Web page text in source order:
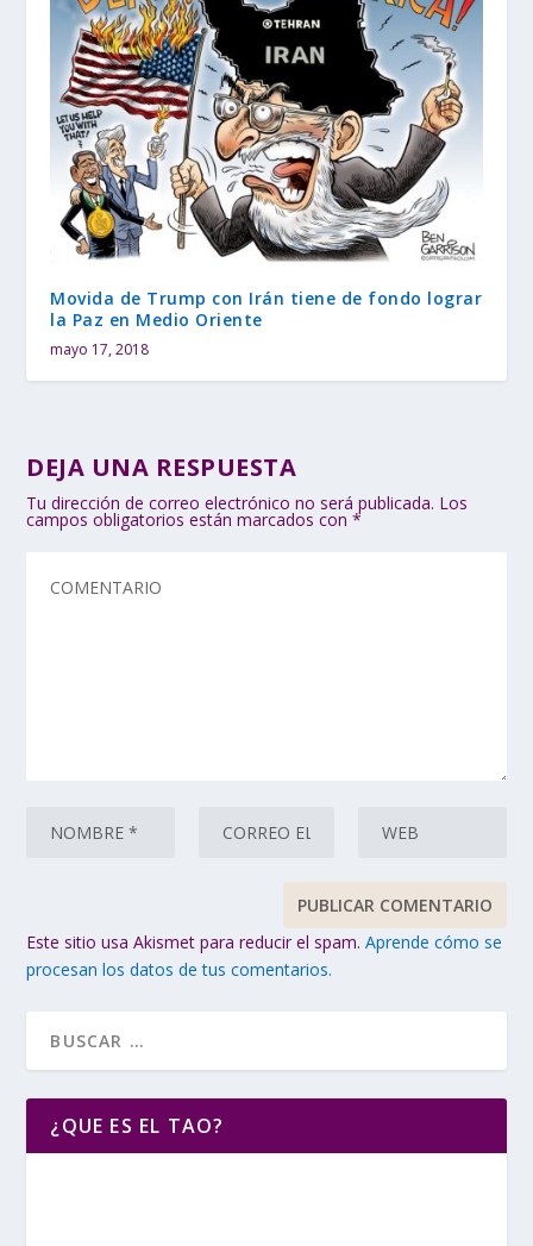
Movida de Trump con Irán tiene de fondo lograr
la Paz en Medio Oriente
mayo 17, 2018
DEJA UNA RESPUESTA
Tu dirección de correo electrónico no será publicada. Los
campos obligatorios están marcados con*
Este sitio usa Akismet para reducir el spam.Aprende cómo se
procesan los datos de tus comentarios.
¿QUE ES EL TAO?